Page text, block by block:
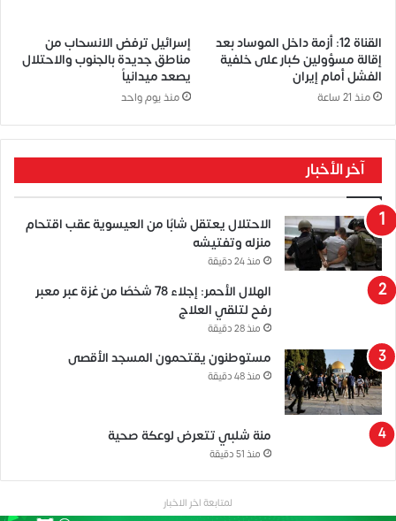
القناة 12: أزمة داخل الموساد بعد
إقالة مسؤولين كبار على خلفية
الفشل أمام إيران
منذ 21 ساعة
إسرائيل ترفض الانسحاب من
مناطق جديدة بالجنوب والاحتلال
يصعد ميدانياً
منذ يوم واحد
آخر الأخبار
الاحتلال يعتقل شابًا من العيسوية عقب اقتحام
منزله وتفتيشه
منذ 24 دقيقة
الهلال الأحمر: إجلاء 78 شخصًا من غزة عبر معبر
رفح لتلقي العلاج
منذ 28 دقيقة
مستوطنون يقتحمون المسجد الأقصى
منذ 48 دقيقة
منة شلبي تتعرض لوعكة صحية
منذ 51 دقيقة
لمتابعة اخر الاخبار